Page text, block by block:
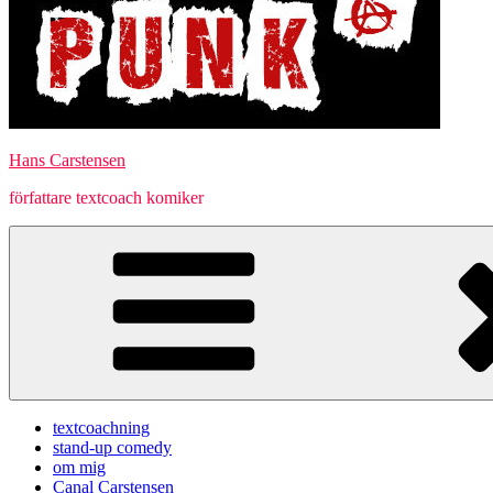
Hans Carstensen
författare textcoach komiker
textcoachning
stand-up comedy
om mig
Canal Carstensen